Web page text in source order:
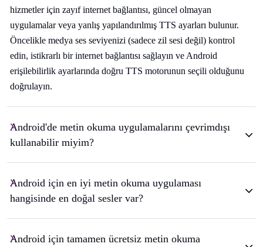
hizmetler için zayıf internet bağlantısı, güncel olmayan
uygulamalar veya yanlış yapılandırılmış TTS ayarları bulunur.
Öncelikle medya ses seviyenizi (sadece zil sesi değil) kontrol
edin, istikrarlı bir internet bağlantısı sağlayın ve Android
erişilebilirlik ayarlarında doğru TTS motorunun seçili olduğunu
doğrulayın.
Android'de metin okuma uygulamalarını çevrimdışı
kullanabilir miyim?
Android için en iyi metin okuma uygulaması
hangisinde en doğal sesler var?
Android için tamamen ücretsiz metin okuma